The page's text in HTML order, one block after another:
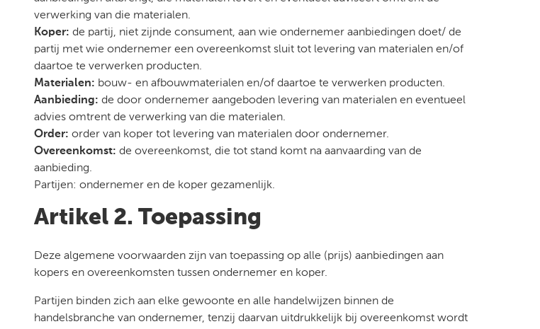
verwerking van die materialen.
Koper: de partij, niet zijnde consument, aan wie ondernemer aanbiedingen doet/ de
partij met wie ondernemer een overeenkomst sluit tot levering van materialen en/of
daartoe te verwerken producten.
Materialen: bouw- en afbouwmaterialen en/of daartoe te verwerken producten.
Aanbieding: de door ondernemer aangeboden levering van materialen en eventueel
advies omtrent de verwerking van die materialen.
Order: order van koper tot levering van materialen door ondernemer.
Overeenkomst: de overeenkomst, die tot stand komt na aanvaarding van de
aanbieding.
Partijen: ondernemer en de koper gezamenlijk.
Artikel 2. Toepassing
Deze algemene voorwaarden zijn van toepassing op alle (prijs) aanbiedingen aan
kopers en overeenkomsten tussen ondernemer en koper.
Partijen binden zich aan elke gewoonte en alle handelwijzen binnen de
handelsbranche van ondernemer, tenzij daarvan uitdrukkelijk bij overeenkomst wordt